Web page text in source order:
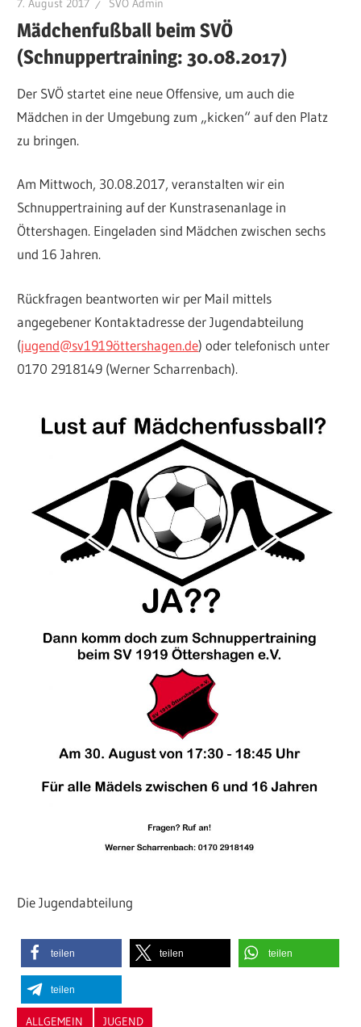
7. August 2017 SVÖ Admin
Mädchenfußball beim SVÖ
(Schnuppertraining: 30.08.2017)
Der SVÖ startet eine neue Offensive, um auch die
Mädchen in der Umgebung zum „kicken“ auf den Platz
zu bringen.
Am Mittwoch, 30.08.2017, veranstalten wir ein
Schnuppertraining auf der Kunstrasenanlage in
Öttershagen. Eingeladen sind Mädchen zwischen sechs
und 16 Jahren.
Rückfragen beantworten wir per Mail mittels
angegebener Kontaktadresse der Jugendabteilung
(jugend@sv1919öttershagen.de) oder telefonisch unter
0170 2918149 (Werner Scharrenbach).
Die Jugendabteilung
teilen teilen teilen
teilen
ALLGEMEIN JUGEND